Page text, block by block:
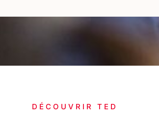
DÉCOUVRIR TED